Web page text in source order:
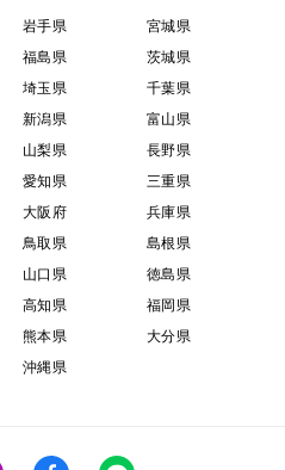
岩手県
宮城県
福島県
茨城県
埼玉県
千葉県
新潟県
富山県
山梨県
長野県
愛知県
三重県
大阪府
兵庫県
鳥取県
島根県
山口県
徳島県
高知県
福岡県
熊本県
大分県
沖縄県